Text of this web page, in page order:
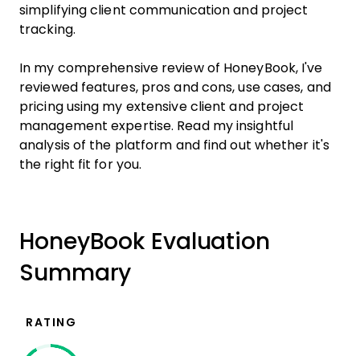
simplifying client communication and project
tracking.
In my comprehensive review of HoneyBook, I've
reviewed features, pros and cons, use cases, and
pricing using my extensive client and project
management expertise. Read my insightful
analysis of the platform and find out whether it's
the right fit for you.
HoneyBook Evaluation
Summary
RATING